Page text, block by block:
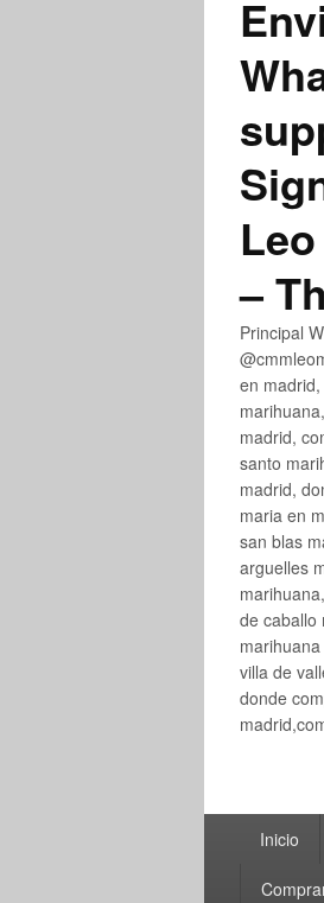
–
Principal
en
madrid,
santo
madrid,
maria en
san blas
arguelles
de caballo
villa de
donde
principalInicio